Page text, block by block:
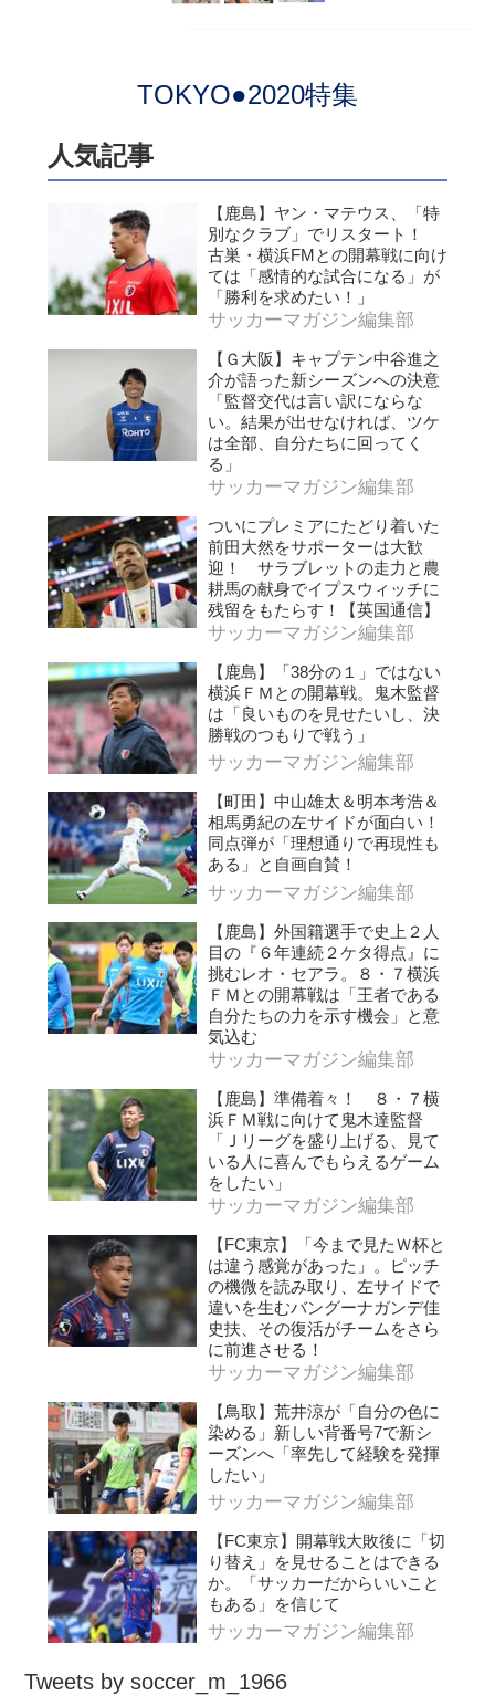
TOKYO●2020特集
人気記事
【鹿島】ヤン・マテウス、「特
別なクラブ」でリスタート！
古巣・横浜FMとの開幕戦に向け
ては「感情的な試合になる」が
「勝利を求めたい！」
サッカーマガジン編集部
【Ｇ大阪】キャプテン中谷進之
介が語った新シーズンへの決意
「監督交代は言い訳にならな
い。結果が出せなければ、ツケ
は全部、自分たちに回ってく
る」
サッカーマガジン編集部
ついにプレミアにたどり着いた
前田大然をサポーターは大歓
迎！ サラブレットの走力と農
耕馬の献身でイプスウィッチに
残留をもたらす！【英国通信】
サッカーマガジン編集部
【鹿島】「38分の１」ではない
横浜ＦＭとの開幕戦。鬼木監督
は「良いものを見せたいし、決
勝戦のつもりで戦う」
サッカーマガジン編集部
【町田】中山雄太＆明本考浩＆
相馬勇紀の左サイドが面白い！
同点弾が「理想通りで再現性も
ある」と自画自賛！
サッカーマガジン編集部
【鹿島】外国籍選手で史上２人
目の『６年連続２ケタ得点』に
挑むレオ・セアラ。８・７横浜
ＦＭとの開幕戦は「王者である
自分たちの力を示す機会」と意
気込む
サッカーマガジン編集部
【鹿島】準備着々！ ８・７横
浜ＦＭ戦に向けて鬼木達監督
「Ｊリーグを盛り上げる、見て
いる人に喜んでもらえるゲーム
をしたい」
サッカーマガジン編集部
【FC東京】「今まで見たＷ杯と
は違う感覚があった」。ピッチ
の機微を読み取り、左サイドで
違いを生むバングーナガンデ佳
史扶、その復活がチームをさら
に前進させる！
サッカーマガジン編集部
【鳥取】荒井涼が「自分の色に
染める」新しい背番号7で新シ
ーズンへ「率先して経験を発揮
したい」
サッカーマガジン編集部
【FC東京】開幕戦大敗後に「切
り替え」を見せることはできる
か。「サッカーだからいいこと
もある」を信じて
サッカーマガジン編集部
Tweets by soccer_m_1966